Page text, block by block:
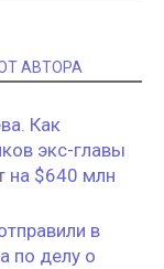
АВТОРА
Как
экс-главы
на $640 млн
в
по делу о